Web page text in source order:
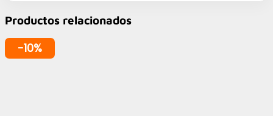
Productos relacionados
-10%